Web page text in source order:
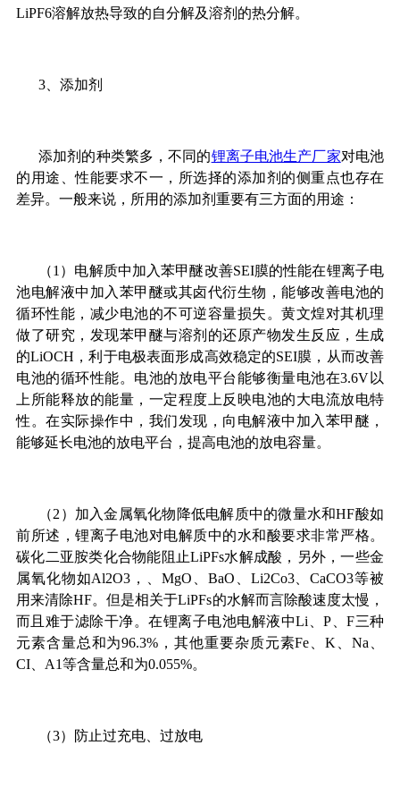
LiPF6溶解放热导致的自分解及溶剂的热分解。
3、添加剂
添加剂的种类繁多，不同的锂离子电池生产厂家对电池
的用途、性能要求不一，所选择的添加剂的侧重点也存在
差异。一般来说，所用的添加剂重要有三方面的用途：
（1）电解质中加入苯甲醚改善SEI膜的性能在锂离子电
池电解液中加入苯甲醚或其卤代衍生物，能够改善电池的
循环性能，减少电池的不可逆容量损失。黄文煌对其机理
做了研究，发现苯甲醚与溶剂的还原产物发生反应，生成
的LiOCH，利于电极表面形成高效稳定的SEI膜，从而改善
电池的循环性能。电池的放电平台能够衡量电池在3.6V以
上所能释放的能量，一定程度上反映电池的大电流放电特
性。在实际操作中，我们发现，向电解液中加入苯甲醚，
能够延长电池的放电平台，提高电池的放电容量。
（2）加入金属氧化物降低电解质中的微量水和HF酸如
前所述，锂离子电池对电解质中的水和酸要求非常严格。
碳化二亚胺类化合物能阻止LiPFs水解成酸，另外，一些金
属氧化物如Al2O3，、MgO、BaO、Li2Co3、CaCO3等被
用来清除HF。但是相关于LiPFs的水解而言除酸速度太慢，
而且难于滤除干净。在锂离子电池电解液中Li、P、F三种
元素含量总和为96.3%，其他重要杂质元素Fe、K、Na、
CI、A1等含量总和为0.055%。
（3）防止过充电、过放电